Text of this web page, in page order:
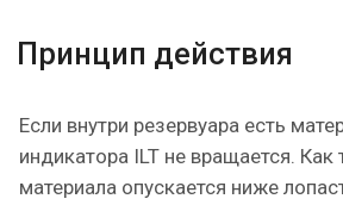
Принцип действия
Если внутри резервуара есть
индикатора ILT не вращается. Как
материала опускается ниже